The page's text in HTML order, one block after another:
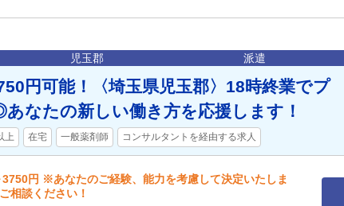
児玉郡 派遣
円可能！〈埼玉県児玉郡〉18時終業でプ
なたの新しい働き方を応援します！
上 在宅 一般薬剤師 コンサルタントを経由する求人
円 ※あなたのご経験、能力を考慮して決定いたしま
相談ください！